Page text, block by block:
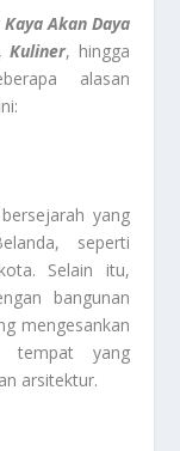
Akan Daya
Kuliner, hingga
alasan
yang
seperti
Selain itu,
bangunan
mengesankan
tempat yang
arsitektur.